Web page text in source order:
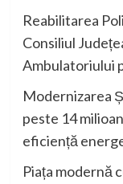
Reabilitarea
Consiliul
Ambulatoriului
Modernizarea
peste 14
eficiență
Piața modernă